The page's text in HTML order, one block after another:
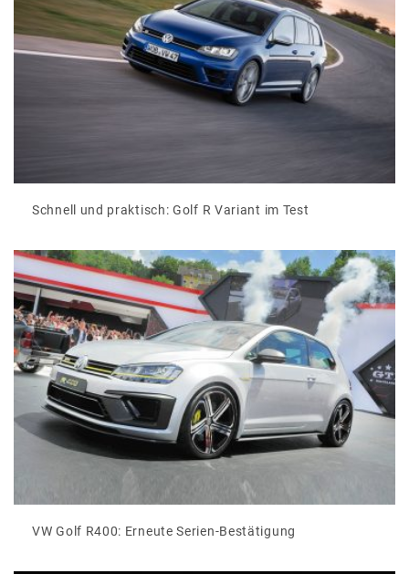
Schnell und praktisch: Golf R Variant im Test
VW Golf R400: Erneute Serien-Bestätigung